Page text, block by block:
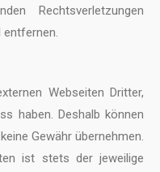
Rechtsverletzungen
entfernen.
Webseiten Dritter,
haben. Deshalb können
Gewähr übernehmen.
ist stets der jeweilige